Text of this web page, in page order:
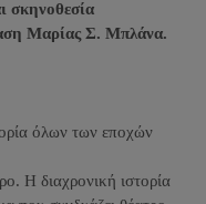
σκηνοθεσία
Μαρίας Σ. Μπλάνα.
όλων των εποχών
Η διαχρονική ιστορία